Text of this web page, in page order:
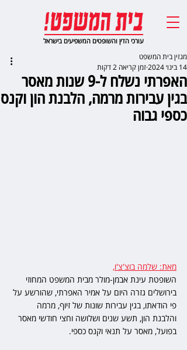
עורכי הדין והשופטים המשפיעים בישראל
האפרתי נשלח ל-9 שנות מאסר
בגין עבירות מרמה, הלבנת הון וקנס
כספי גבוה
מגזין בית המשפט
14 בינו׳ 2024
זמן קריאה 2 דקות
מאת: שלמה בוצ'צ'ו,
השופטת עינת אבמן-מולר מבית המשפט המחוזי
בירושלים גזרה היום על אמיר האפרתי, שהורשע על
פי הודאתו, בגין עבירות שונות של זיוף, מרמה
והלבנת הון, תשע שנים ושלושה וחצי חודשי מאסר
בפועל, מאסר על תנאי וקנס כספי.